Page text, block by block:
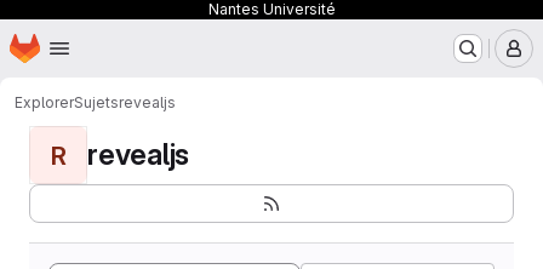
Nantes Université
Passer au contenu principal
Page d'accueil
ExplorerSujetsrevealjs
R revealjs